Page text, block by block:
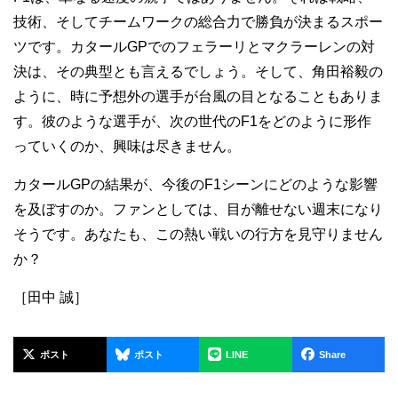
技術、そしてチームワークの総合力で勝負が決まるスポー
ツです。カタールGPでのフェラーリとマクラーレンの対
決は、その典型とも言えるでしょう。そして、角田裕毅の
ように、時に予想外の選手が台風の目となることもありま
す。彼のような選手が、次の世代のF1をどのように形作
っていくのか、興味は尽きません。
カタールGPの結果が、今後のF1シーンにどのような影響
を及ぼすのか。ファンとしては、目が離せない週末になり
そうです。あなたも、この熱い戦いの行方を見守りません
か？
［田中 誠］
ポスト ポスト LINE Share